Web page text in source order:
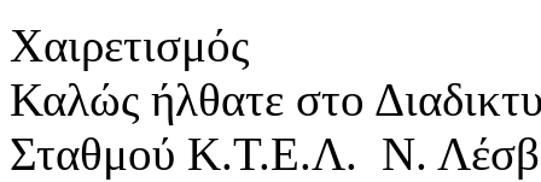
Χαιρετισμός
Καλώς ήλθατε στο
Σταθμού Κ.Τ.Ε.Λ. Ν.